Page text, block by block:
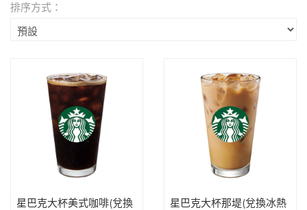
排序方式：
星巴克大杯美式咖啡(兌換
星巴克大杯那堤(兌換冰熱